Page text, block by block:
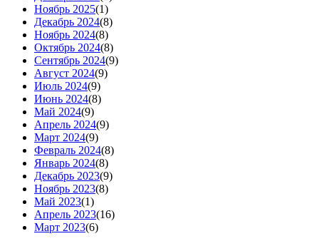
Ноябрь 2025(1)
Декабрь 2024(8)
Ноябрь 2024(8)
Октябрь 2024(8)
Сентябрь 2024(9)
Август 2024(9)
Июль 2024(9)
Июнь 2024(8)
Май 2024(9)
Апрель 2024(9)
Март 2024(9)
Февраль 2024(8)
Январь 2024(8)
Декабрь 2023(9)
Ноябрь 2023(8)
Май 2023(1)
Апрель 2023(16)
Март 2023(6)